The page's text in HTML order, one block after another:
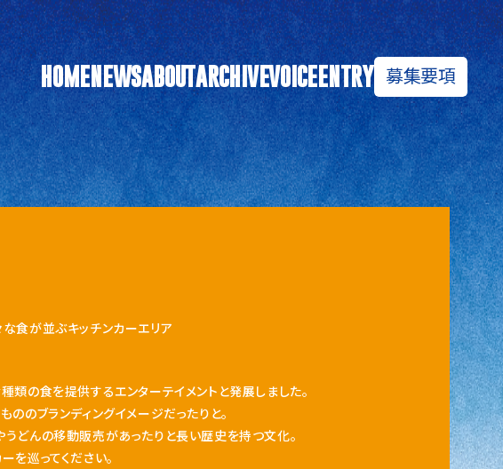
HOMENEWSABOUTARCHIVEVOICEENTRY 募集要項
食が並ぶキッチンカーエリア
類の食を提供するエンターテイメントと発展しました。
のブランディングイメージだったりと。
どんの移動販売があったりと長い歴史を持つ文化。
を巡ってください。